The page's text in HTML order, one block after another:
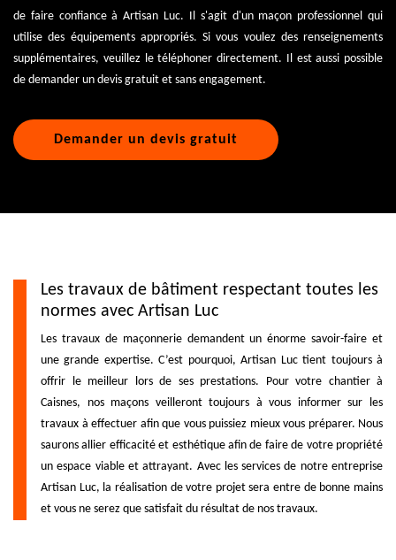
de faire confiance à Artisan Luc. Il s'agit d'un maçon professionnel qui
utilise des équipements appropriés. Si vous voulez des renseignements
supplémentaires, veuillez le téléphoner directement. Il est aussi possible
de demander un devis gratuit et sans engagement.
Demander un devis gratuit
Les travaux de bâtiment respectant toutes les
normes avec Artisan Luc
Les travaux de maçonnerie demandent un énorme savoir-faire et
une grande expertise. C’est pourquoi, Artisan Luc tient toujours à
offrir le meilleur lors de ses prestations. Pour votre chantier à
Caisnes, nos maçons veilleront toujours à vous informer sur les
travaux à effectuer afin que vous puissiez mieux vous préparer. Nous
saurons allier efficacité et esthétique afin de faire de votre propriété
un espace viable et attrayant. Avec les services de notre entreprise
Artisan Luc, la réalisation de votre projet sera entre de bonne mains
et vous ne serez que satisfait du résultat de nos travaux.